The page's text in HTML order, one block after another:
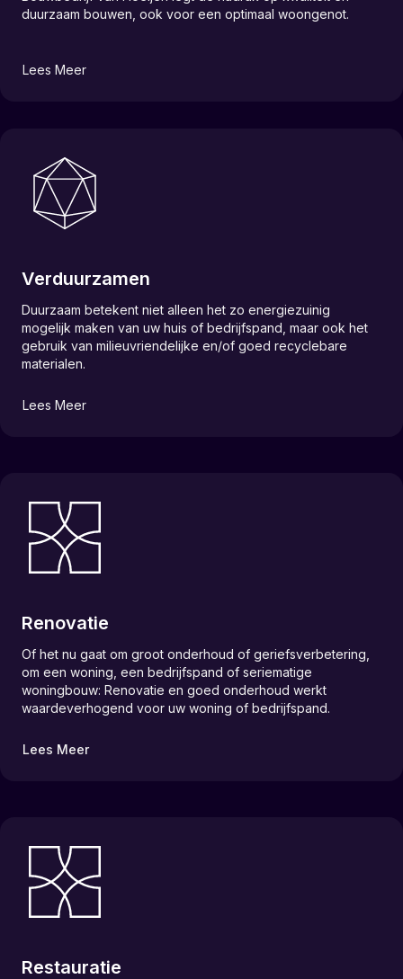
duurzaam bouwen, ook voor een optimaal woongenot.
Lees Meer
Verduurzamen
Duurzaam betekent niet alleen het zo energiezuinig
mogelijk maken van uw huis of bedrijfspand, maar ook het
gebruik van milieuvriendelijke en/of goed recyclebare
materialen.
Lees Meer
Renovatie
Of het nu gaat om groot onderhoud of geriefsverbetering,
om een woning, een bedrijfspand of seriematige
woningbouw: Renovatie en goed onderhoud werkt
waardeverhogend voor uw woning of bedrijfspand.
Lees Meer
Restauratie